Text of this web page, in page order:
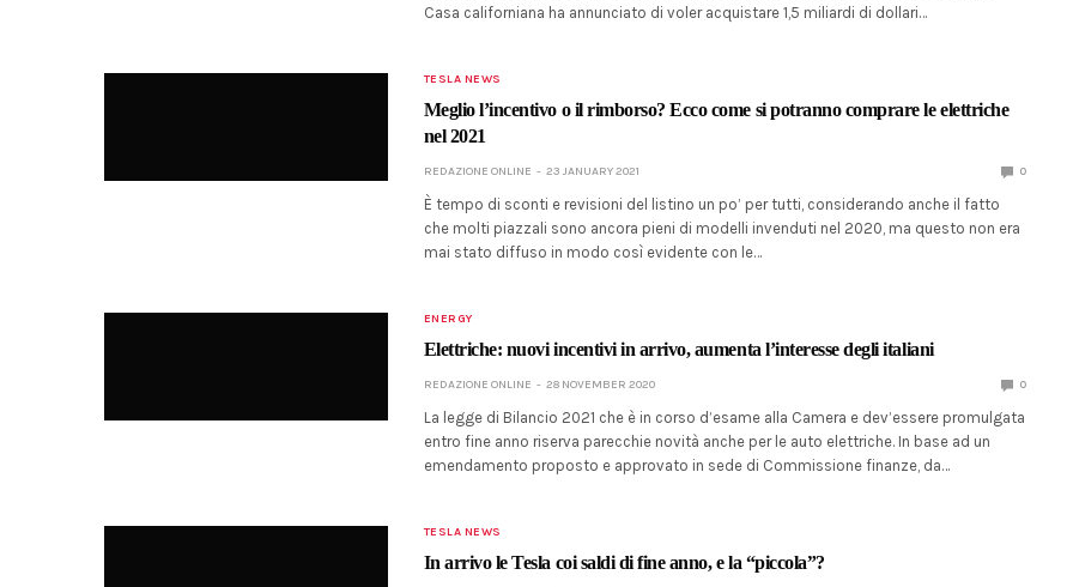
Casa californiana ha annunciato di voler acquistare 1,5 miliardi di dollari…
TESLA NEWS
Meglio l’incentivo o il rimborso? Ecco come si potranno comprare le elettriche
nel 2021
REDAZIONE ONLINE 23 JANUARY 2021 0
È tempo di sconti e revisioni del listino un po’ per tutti, considerando anche il fatto
che molti piazzali sono ancora pieni di modelli invenduti nel 2020, ma questo non era
mai stato diffuso in modo così evidente con le…
ENERGY
Elettriche: nuovi incentivi in arrivo, aumenta l’interesse degli italiani
REDAZIONE ONLINE 28 NOVEMBER 2020 0
La legge di Bilancio 2021 che è in corso d’esame alla Camera e dev’essere promulgata
entro fine anno riserva parecchie novità anche per le auto elettriche. In base ad un
emendamento proposto e approvato in sede di Commissione finanze, da…
TESLA NEWS
In arrivo le Tesla coi saldi di fine anno, e la “piccola”?